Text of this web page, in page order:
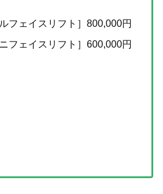
フェイスリフト］800,000円
フェイスリフト］600,000円